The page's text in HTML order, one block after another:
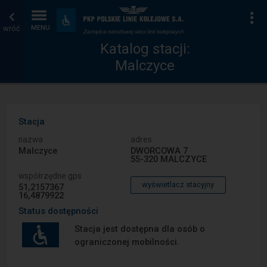
wróć MENU
Dostępność
i
udogodnienia
Katalog
stacji
Strona
główna
Katalog stacji:
Malczyce
Stacja
nazwa
Malczyce
adres
DWORCOWA 7
55-320 MALCZYCE
współrzędne gps
51,2157367
16,4879922
wyświetlacz stacyjny
Status dostępności
Stacja jest dostępna dla osób o
ograniczonej mobilności.